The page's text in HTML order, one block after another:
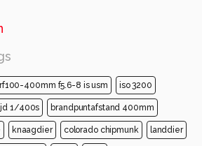
rf100-400mm f5.6-8 is usm iso 3200
1/400s brandpuntafstand 400mm
knaagdier colorado chipmunk landdier